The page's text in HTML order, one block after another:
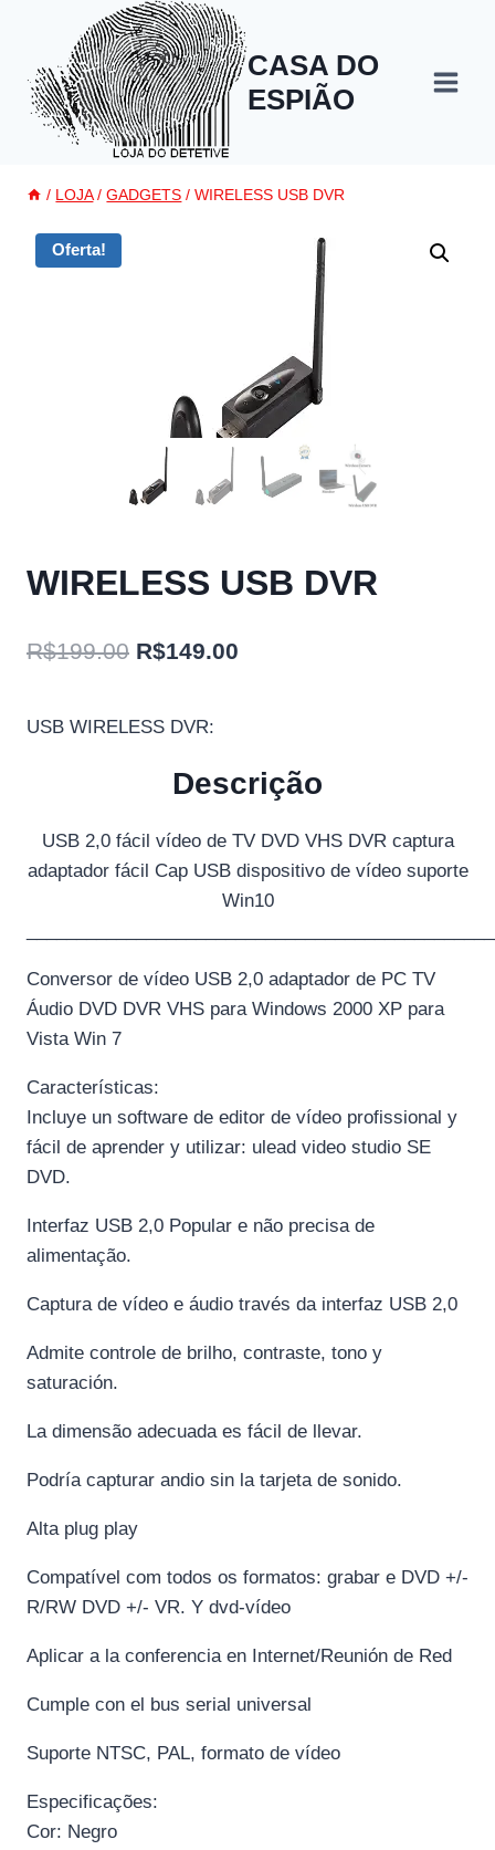
content
CASA DO
ESPIÃO
/ LOJA / GADGETS / WIRELESS USB DVR
Oferta!
WIRELESS USB DVR
R$199.00 O
original
R$199.00.
R$149.00
R$149.00.
USB WIRELESS DVR:
Descrição
USB 2,0 fácil vídeo de TV DVD VHS DVR captura
adaptador fácil Cap USB dispositivo de vídeo suporte
Win10
Conversor de vídeo USB 2,0 adaptador de PC TV
Áudio DVD DVR VHS para Windows 2000 XP para
Vista Win 7
Características:
Incluye un software de editor de vídeo profissional y
fácil de aprender y utilizar: ulead video studio SE
DVD.
Interfaz USB 2,0 Popular e não precisa de
alimentação.
Captura de vídeo e áudio través da interfaz USB 2,0
Admite controle de brilho, contraste, tono y
saturación.
La dimensão adecuada es fácil de llevar.
Podría capturar andio sin la tarjeta de sonido.
Alta plug play
Compatível com todos os formatos: grabar e DVD +/-
R/RW DVD +/- VR. Y dvd-vídeo
Aplicar a la conferencia en Internet/Reunión de Red
Cumple con el bus serial universal
Suporte NTSC, PAL, formato de vídeo
Especificações:
Cor: Negro